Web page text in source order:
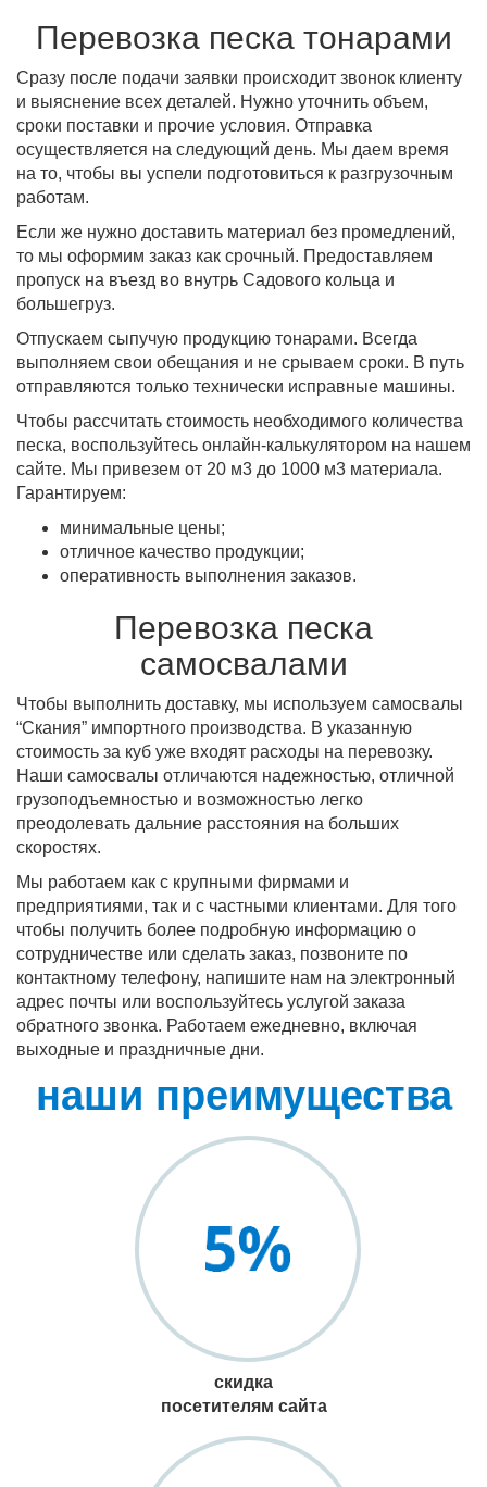
Перевозка песка тонарами
Сразу после подачи заявки происходит звонок клиенту
и выяснение всех деталей. Нужно уточнить объем,
сроки поставки и прочие условия. Отправка
осуществляется на следующий день. Мы даем время
на то, чтобы вы успели подготовиться к разгрузочным
работам.
Если же нужно доставить материал без промедлений,
то мы оформим заказ как срочный. Предоставляем
пропуск на въезд во внутрь Садового кольца и
большегруз.
Отпускаем сыпучую продукцию тонарами. Всегда
выполняем свои обещания и не срываем сроки. В путь
отправляются только технически исправные машины.
Чтобы рассчитать стоимость необходимого количества
песка, воспользуйтесь онлайн-калькулятором на нашем
сайте. Мы привезем от 20 м3 до 1000 м3 материала.
Гарантируем:
минимальные цены;
отличное качество продукции;
оперативность выполнения заказов.
Перевозка песка
самосвалами
Чтобы выполнить доставку, мы используем самосвалы
“Скания” импортного производства. В указанную
стоимость за куб уже входят расходы на перевозку.
Наши самосвалы отличаются надежностью, отличной
грузоподъемностью и возможностью легко
преодолевать дальние расстояния на больших
скоростях.
Мы работаем как с крупными фирмами и
предприятиями, так и с частными клиентами. Для того
чтобы получить более подробную информацию о
сотрудничестве или сделать заказ, позвоните по
контактному телефону, напишите нам на электронный
адрес почты или воспользуйтесь услугой заказа
обратного звонка. Работаем ежедневно, включая
выходные и праздничные дни.
наши преимущества
скидка
посетителям сайта